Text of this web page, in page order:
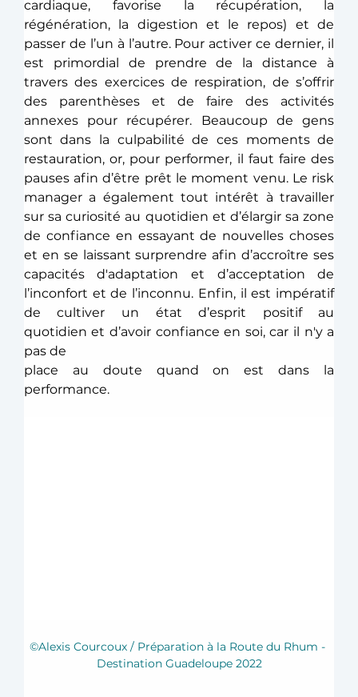
cardiaque, favorise la récupération, la
régénération, la digestion et le repos) et de
passer de l’un à l’autre. Pour activer ce dernier, il
est primordial de prendre de la distance à
travers des exercices de respiration, de s’offrir
des parenthèses et de faire des activités
annexes pour récupérer. Beaucoup de gens
sont dans la culpabilité de ces moments de
restauration, or, pour performer, il faut faire des
pauses afin d’être prêt le moment venu. Le risk
manager a également tout intérêt à travailler
sur sa curiosité au quotidien et d’élargir sa zone
de confiance en essayant de nouvelles choses
et en se laissant surprendre afin d’accroître ses
capacités d'adaptation et d’acceptation de
l’inconfort et de l’inconnu. Enfin, il est impératif
de cultiver un état d’esprit positif au
quotidien et d’avoir confiance en soi, car il n'y a
pas de
place au doute quand on est dans la
performance.
©Alexis Courcoux / Préparation à la Route du Rhum -
Destination Guadeloupe 2022